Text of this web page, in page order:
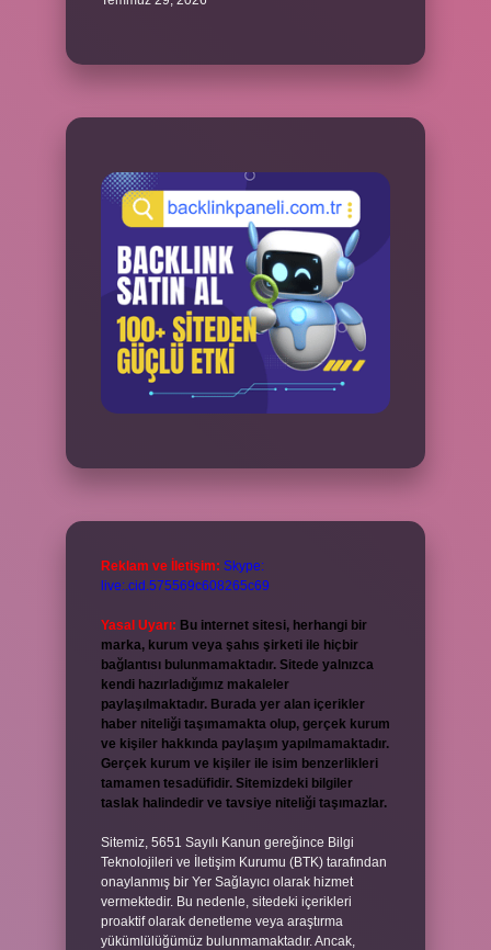
Reklam ve İletişim: Skype:
live:.cid.575569c608265c69
Yasal Uyarı: Bu internet sitesi, herhangi bir
marka, kurum veya şahıs şirketi ile hiçbir
bağlantısı bulunmamaktadır. Sitede yalnızca
kendi hazırladığımız makaleler
paylaşılmaktadır. Burada yer alan içerikler
haber niteliği taşımamakta olup, gerçek kurum
ve kişiler hakkında paylaşım yapılmamaktadır.
Gerçek kurum ve kişiler ile isim benzerlikleri
tamamen tesadüfidir. Sitemizdeki bilgiler
taslak halindedir ve tavsiye niteliği taşımazlar.
Sitemiz, 5651 Sayılı Kanun gereğince Bilgi
Teknolojileri ve İletişim Kurumu (BTK) tarafından
onaylanmış bir Yer Sağlayıcı olarak hizmet
vermektedir. Bu nedenle, sitedeki içerikleri
proaktif olarak denetleme veya araştırma
yükümlülüğümüz bulunmamaktadır. Ancak,